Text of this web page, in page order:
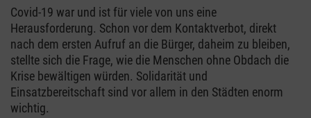
Covid-19 war und ist für viele von uns eine
Herausforderung. Schon vor dem Kontaktverbot, direkt
nach dem ersten Aufruf an die Bürger, daheim zu bleiben,
stellte sich die Frage, wie die Menschen ohne Obdach die
Krise bewältigen würden. Solidarität und
Einsatzbereitschaft sind vor allem in den Städten enorm
wichtig.